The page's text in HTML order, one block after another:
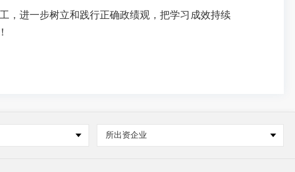
，进一步树立和践行正确政绩观，把学习成效持续
所出资企业